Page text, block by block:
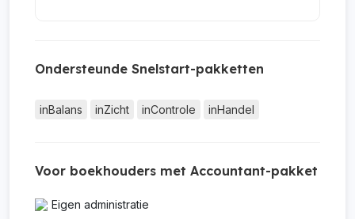
Ondersteunde Snelstart-pakketten
inBalans inZicht inControle inHandel
Voor boekhouders met Accountant-pakket
Eigen administratie